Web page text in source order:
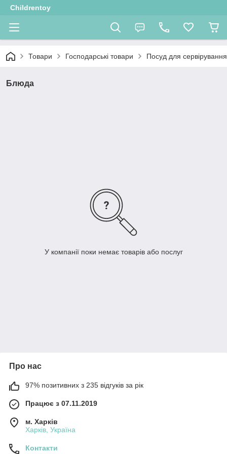
Childrentoy
Товари Господарські товари Посуд для
Блюда
У компанії поки немає товарів або послуг
Про нас
97% позитивних з 235 відгуків за рік
Працює з 07.11.2019
м. Харків
Харків, Україна
Контакти